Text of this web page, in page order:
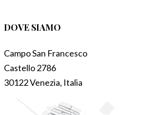
DOVE SIAMO
Campo San Francesco
Castello 2786
30122 Venezia, Italia